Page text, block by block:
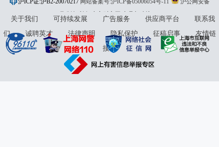
913101046312860336 违法和不良信息举报:021-61278686 举报邮箱：
jubao@eastmoney.com
沪ICP证:沪B2-20070217 网站备案号:沪ICP备05006054号-11
沪公网安备
31010402000120号版权所有:东方财富网意见与建议:4000300059/952500
关于我们 可持续发展 广告服务 供应商平台
联系我
们
诚聘英才 法律声明 隐私保护 征稿启事
友情链
接